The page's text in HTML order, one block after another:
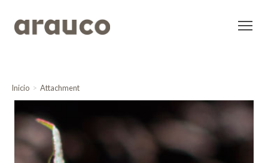
Inicio Attachment